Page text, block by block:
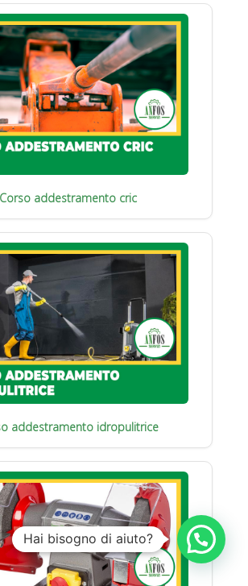
Corso addestramento cric
addestramento idropulitrice
Hai bisogno di aiuto?